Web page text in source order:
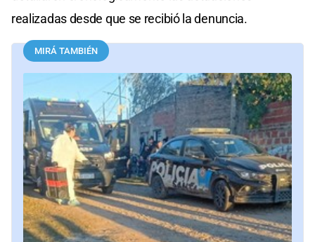
realizadas desde que se recibió la denuncia.
MIRÁ TAMBIÉN